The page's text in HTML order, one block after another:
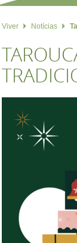
Viver Notícias